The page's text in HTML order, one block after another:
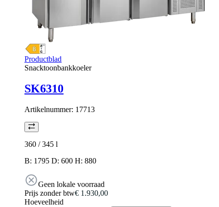
Productblad
Snacktoonbankkoeler
SK6310
Artikelnummer: 17713
360 / 345 l
B: 1795 D: 600 H: 880
Geen lokale voorraad
Prijs zonder btw€ 1.930,00
Hoeveelheid